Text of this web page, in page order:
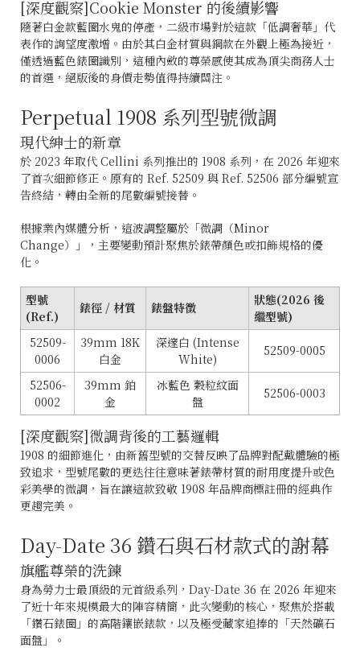
[深度觀察]Cookie Monster 的後續影響
隨著白金款藍圈水鬼的停產，二級市場對於這款「低調奢華」代
表作的詢望度激增。由於其白金材質與鋼款在外觀上極為接近，
僅透過藍色錶圈識別，這種內斂的尊榮感使其成為頂尖商務人士
的首選，絕版後的身價走勢值得持續關注。
Perpetual 1908 系列型號微調
現代紳士的新章
於 2023 年取代 Cellini 系列推出的 1908 系列，在 2026 年迎來
了首次細節修正。原有的 Ref. 52509 與 Ref. 52506 部分編號宣
告終結，轉由全新的尾數編號接替。
根據業內媒體分析，這波調整屬於「微調（Minor
Change）」，主要變動預計聚焦於錶帶顏色或扣飾規格的優
化。
型號
(Ref.)
錶徑 / 材質 錶盤特徵
狀態(2026 後
繼型號)
52509-
0006
39mm 18K
白金
深邃白 (Intense
White)
52509-0005
52506-
0002
39mm 鉑
金
冰藍色 穀粒紋面
盤
52506-0003
[深度觀察]微調背後的工藝邏輯
1908 的細節進化，由新舊型號的交替反映了品牌對配戴體驗的極
致追求，型號尾數的更迭往往意味著錶帶材質的耐用度提升或色
彩美學的微調，旨在讓這款致敬 1908 年品牌商標註冊的經典作
更趨完美。
Day-Date 36 鑽石與石材款式的謝幕
旗艦尊榮的洗鍊
身為勞力士最頂級的元首級系列，Day-Date 36 在 2026 年迎來
了近十年來規模最大的陣容精簡，此次變動的核心，聚焦於搭載
「鑽石錶圈」的高階鑲嵌錶款，以及極受藏家追捧的「天然礦石
面盤」。